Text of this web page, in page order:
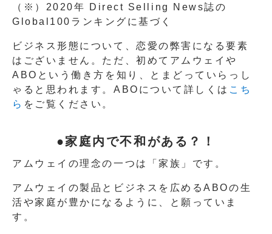
（※）2020年 Direct Selling News誌の
Global100ランキングに基づく
ビジネス形態について、恋愛の弊害になる要素
はございません。ただ、初めてアムウェイや
ABOという働き方を知り、とまどっていらっし
ゃると思われます。ABOについて詳しくは こち
ら をご覧ください。
●家庭内で不和がある？！
アムウェイの理念の一つは「家族」です。
アムウェイの製品とビジネスを広めるABOの生
活や家庭が豊かになるように、と願っていま
す。